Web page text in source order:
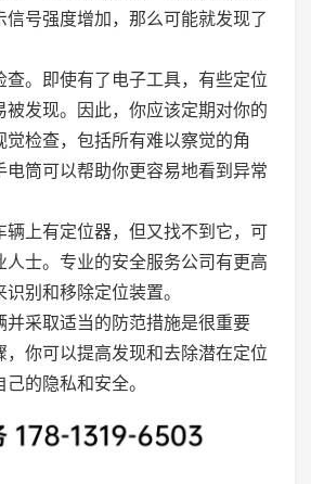
信号强度增加，那么可能就发现了
查。即使有了电子工具，有些定位
被发现。因此，你应该定期对你的
觉检查，包括所有难以察觉的角
电筒可以帮助你更容易地看到异常
辆上有定位器，但又找不到它，可
人士。专业的安全服务公司有更高
别和移除定位装置。
并采取适当的防范措施是很重要
，你可以提高发现和去除潜在定位
的隐私和安全。